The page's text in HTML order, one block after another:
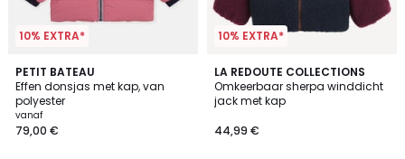
10% EXTRA*
PETIT BATEAU
Effen donsjas met kap, van
polyester
vanaf
79,00 €
10% EXTRA*
LA REDOUTE COLLECTIONS
Omkeerbaar sherpa winddicht
jack met kap
44,99 €